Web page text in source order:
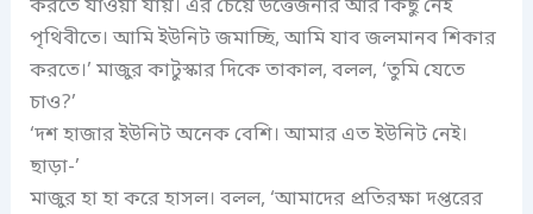
করতে যাওয়া যায়। এর চেয়ে উত্তেজনার আর কিছু নেই
পৃথিবীতে। আমি ইউনিট জমাচ্ছি, আমি যাব জলমানব শিকার
করতে।’ মাজুর কাটুস্কার দিকে তাকাল, বলল, ‘তুমি যেতে
চাও?’
‘দশ হাজার ইউনিট অনেক বেশি। আমার এত ইউনিট নেই।
ছাড়া-’
মাজুর হা হা করে হাসল। বলল, ‘আমাদের প্রতিরক্ষা দপ্তরের